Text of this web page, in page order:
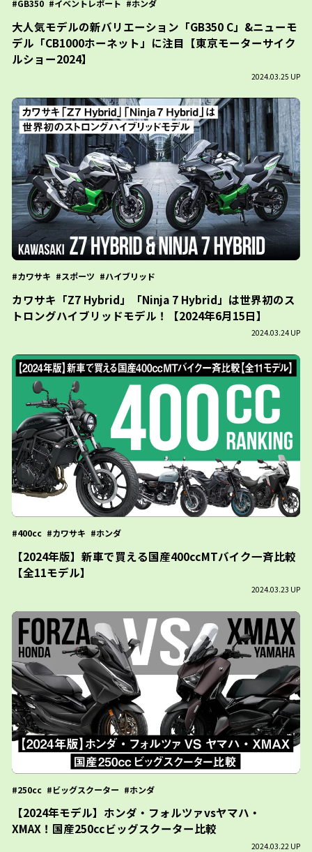
GB350 イベントレポート ホンダ
大人気モデルの新バリエーション「GB350 C」&ニューモ
デル「CB1000ホーネット」に注目【東京モーターサイク
ルショー2024】
2024.03.25 UP
カワサキ スポーツ ハイブリッド
カワサキ「Z7 Hybrid」「Ninja 7 Hybrid」は世界初のス
トロングハイブリッドモデル！【2024年6月15日】
2024.03.24 UP
400cc カワサキ ホンダ
【2024年版】新車で買える国産400ccMTバイク一斉比較
【全11モデル】
2024.03.23 UP
250cc ビッグスクーター ホンダ
【2024年モデル】ホンダ・フォルツァvsヤマハ・
XMAX！国産250ccビッグスクーター比較
2024.03.22 UP